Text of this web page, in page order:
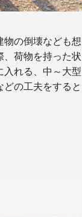
の倒壊なども想
、荷物を持った状
れる、中～大型
の工夫をすると